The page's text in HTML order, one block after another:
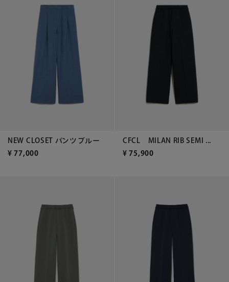
NEW CLOSET パンツ ブルー
¥ 77,000
CFCL MILAN RIB SEMI ...
¥ 75,900